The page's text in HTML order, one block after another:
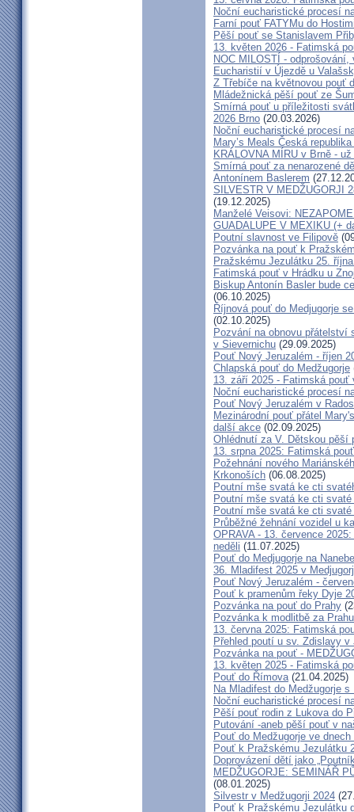
Noční eucharistické procesí
Farní pouť FATYMu do
Pěší pouť se Stanislavem
13. květen 2026 - Fatimská
NOC MILOSTÍ -
Eucharistií v Újezdě u
Z Třebíče na květnovou pouť
Mládežnická pěší pouť ze
Smírná pouť u příležitosti
2026 Brno (20.03.2026)
Noční eucharistické procesí
Mary’s Meals Česká
KRÁLOVNA MÍRU v Brně -
Smírná pouť za nenarozené
Antonínem Baslerem
SILVESTR V MEDŽUGORJI
(19.12.2025)
Manželé Veisovi:
GUADALUPE V MEXIKU (+
Poutní slavnost ve Filipově
Pozvánka na pouť k
Pražskému Jezulátku 25.
Fatimská pouť v Hrádku u
Biskup Antonín Basler bude
(06.10.2025)
Říjnová pouť do Medjugorje
(02.10.2025)
Pozvání na obnovu přátelství
v Sievernichu (29.09.2025)
Pouť Nový Jeruzalém - říjen
Chlapská pouť do Medžugorje
13. září 2025 - Fatimská pouť
Noční eucharistické procesí
Pouť Nový Jeruzalém v
Mezinárodní pouť přátel
další akce (02.09.2025)
Ohlédnutí za V. Dětskou pěší
13. srpna 2025: Fatimská
Požehnání nového
Krkonoších (06.08.2025)
Poutní mše svatá ke cti
Poutní mše svatá ke cti
Poutní mše svatá ke cti
Průběžné žehnání vozidel u
OPRAVA - 13. července
neděli (11.07.2025)
Pouť do Medjugorje na
36. Mladifest 2025 v
Pouť Nový Jeruzalém -
Pouť k pramenům řeky Dyje
Pozvánka na pouť do Prahy
Pozvánka k modlitbě za
13. června 2025: Fatimská
Přehled poutí u sv. Zdislavy
Pozvánka na pouť -
13. květen 2025 - Fatimská
Pouť do Římova(21.04.2025)
Na Mladifest do Medžugorje s
Noční eucharistické procesí
Pěší pouť rodin z Lukova do
Putování -aneb pěší pouť v
Pouť do Medžugorje ve
Pouť k Pražskému Jezulátku
Doprovázení dětí jako
MEDŽUGORJE: SEMINÁŘ
(08.01.2025)
Silvestr v Medžugorji 2024
Pouť k Pražskému Jezulátku